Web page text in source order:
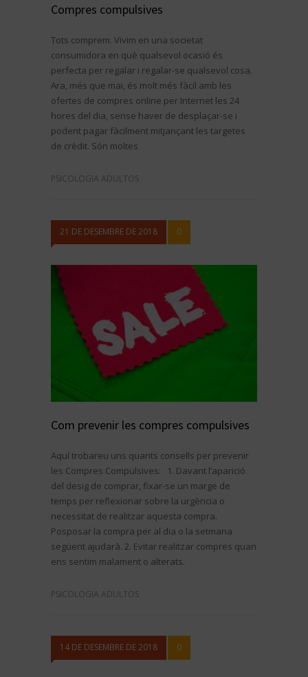
Compres compulsives
Tots comprem. Vivim en una societat
consumidora en què qualsevol ocasió és
perfecta per regalar i regalar-se qualsevol cosa.
Ara, més que mai, és molt més fàcil amb les
ofertes de compres online per Internet les 24
hores del dia, sense haver de desplaçar-se i
podent pagar fàcilment mitjançant les targetes
de crèdit. Són moltes
PSICOLOGIA ADULTOS
21 DE DESEMBRE DE 2018 0
Com prevenir les compres compulsives
Aquí trobareu uns quants consells per prevenir
les Compres Compulsives: 1. Davant l’aparició
del desig de comprar, fixar-se un marge de
temps per reflexionar sobre la urgència o
necessitat de realitzar aquesta compra.
Posposar la compra per al dia o la setmana
següent ajudarà. 2. Evitar realitzar compres quan
ens sentim malament o alterats.
PSICOLOGIA ADULTOS
14 DE DESEMBRE DE 2018 0